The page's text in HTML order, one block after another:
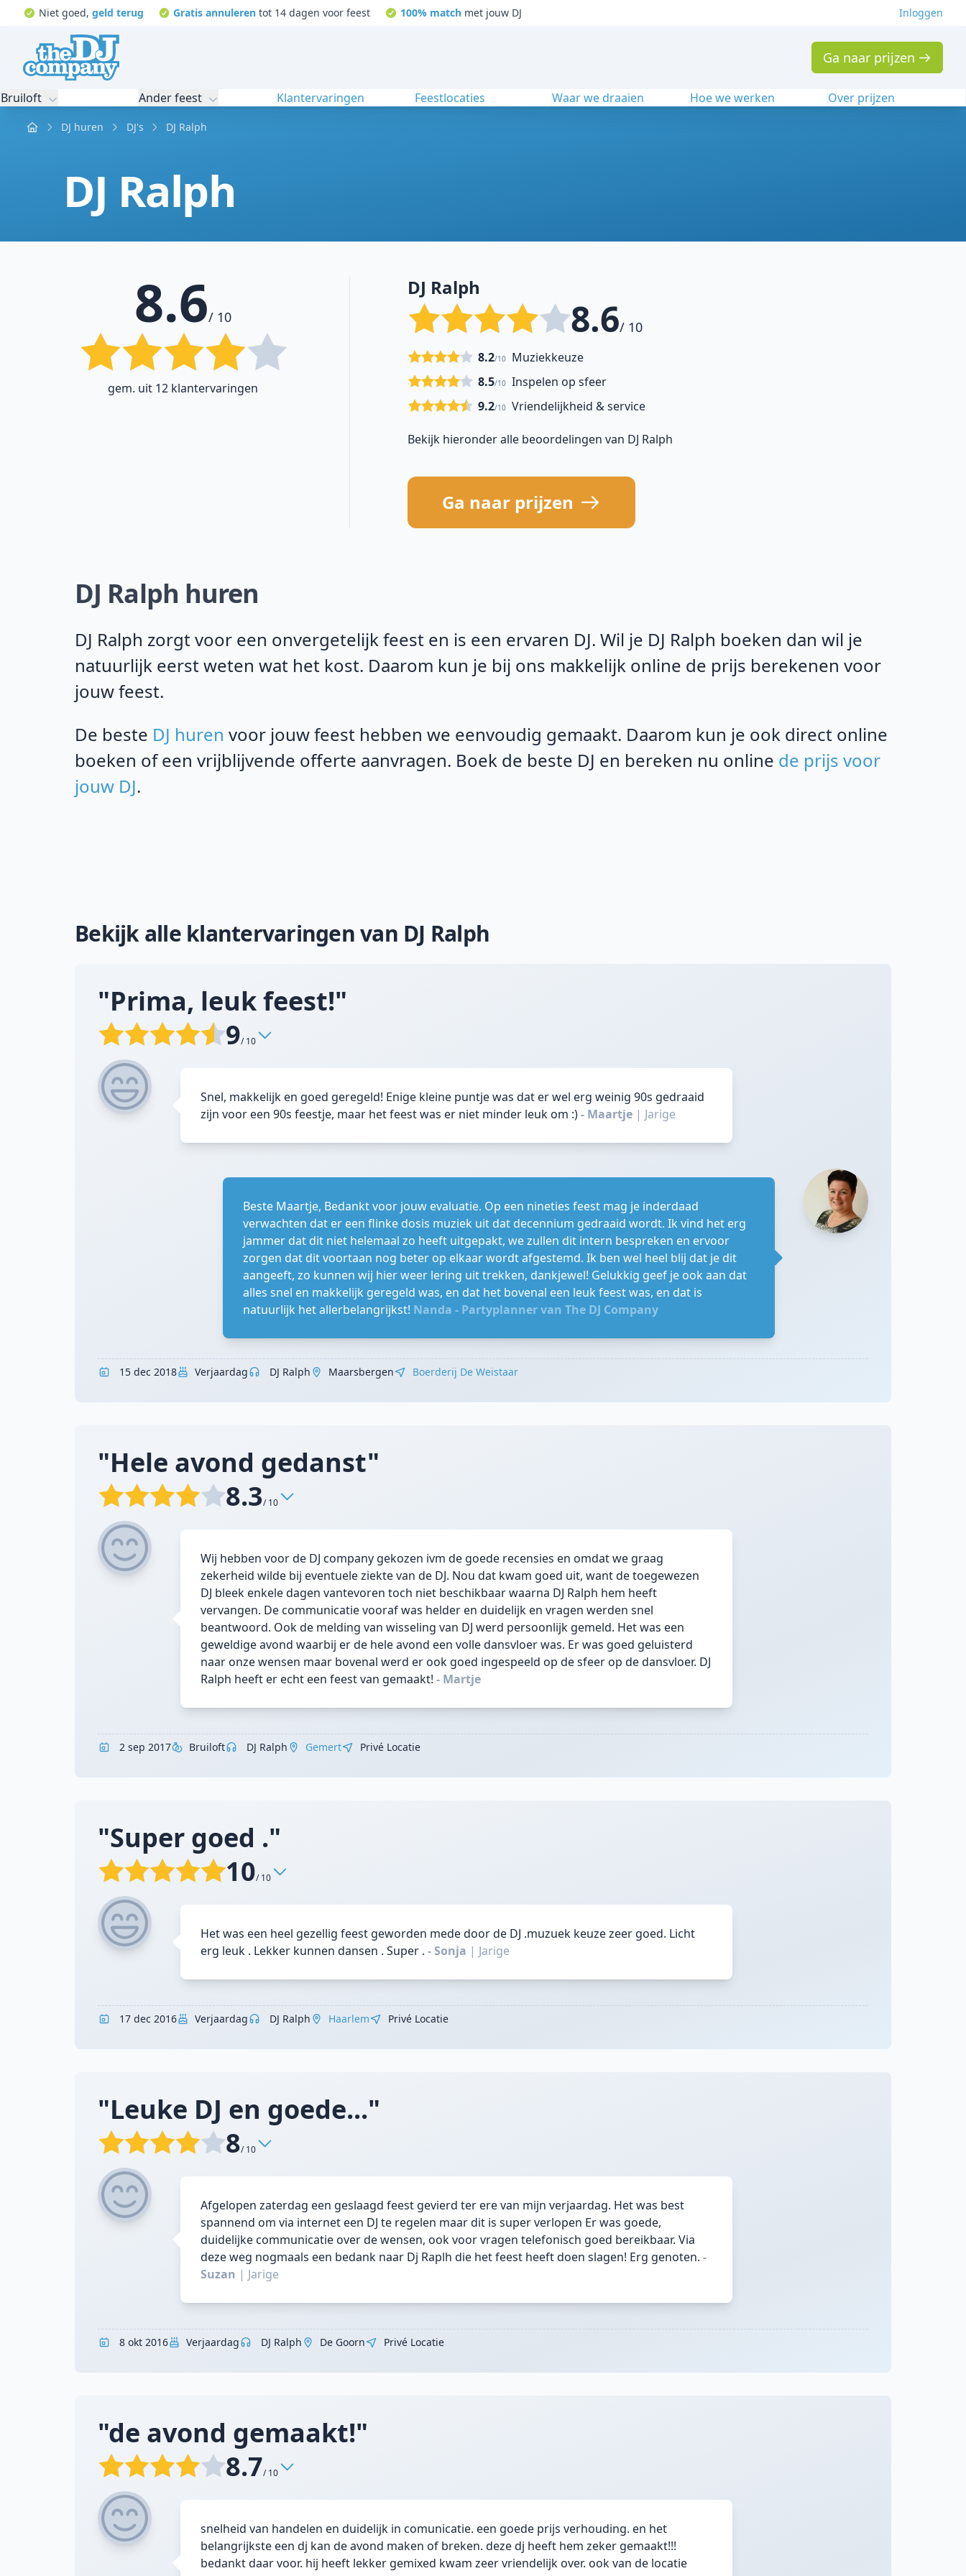
Niet goed, geld terug Gratis annuleren tot 14 dagen voor feest 100% matchmet jouw DJ Inloggen
Ga naar prijzen
Bruiloft Ander feest Klantervaringen Feestlocaties Waar we draaien Hoe we werken Over prijzen
Home DJ huren DJ's DJ Ralph
DJ Ralph
8.6/ 10
gem. uit 12 klantervaringen
DJ Ralph
8.6/ 10
Muziekkeuze
8.2/10
Inspelen op sfeer
8.5/10
Vriendelijkheid & service
9.2/10
Bekijk hieronder alle beoordelingen van DJ Ralph
Ga naar prijzen
DJ Ralph huren
DJ Ralph zorgt voor een onvergetelijk feest en is een ervaren DJ. Wil je DJ Ralph boeken dan wil je
natuurlijk eerst weten wat het kost. Daarom kun je bij ons makkelijk online de prijs berekenen voor
jouw feest.
De beste DJ huren voor jouw feest hebben we eenvoudig gemaakt. Daarom kun je ook direct online
boeken of een vrijblijvende offerte aanvragen. Boek de beste DJ en bereken nu online de prijs voor
jouw DJ.
Bekijk alle klantervaringen van DJ Ralph
"Prima, leuk feest!"
9/ 10
Snel, makkelijk en goed geregeld! Enige kleine puntje was dat er wel erg weinig 90s gedraaid
zijn voor een 90s feestje, maar het feest was er niet minder leuk om :)- Maartje | Jarige
Beste Maartje, Bedankt voor jouw evaluatie. Op een nineties feest mag je inderdaad
verwachten dat er een flinke dosis muziek uit dat decennium gedraaid wordt. Ik vind het erg
jammer dat dit niet helemaal zo heeft uitgepakt, we zullen dit intern bespreken en ervoor
zorgen dat dit voortaan nog beter op elkaar wordt afgestemd. Ik ben wel heel blij dat je dit
aangeeft, zo kunnen wij hier weer lering uit trekken, dankjewel! Gelukkig geef je ook aan dat
alles snel en makkelijk geregeld was, en dat het bovenal een leuk feest was, en dat is
natuurlijk het allerbelangrijkst! Nanda - Partyplanner van The DJ Company
15 dec 2018 Verjaardag DJ Ralph Maarsbergen Boerderij De Weistaar
"Hele avond gedanst"
8.3/ 10
Wij hebben voor de DJ company gekozen ivm de goede recensies en omdat we graag
zekerheid wilde bij eventuele ziekte van de DJ. Nou dat kwam goed uit, want de toegewezen
DJ bleek enkele dagen vantevoren toch niet beschikbaar waarna DJ Ralph hem heeft
vervangen. De communicatie vooraf was helder en duidelijk en vragen werden snel
beantwoord. Ook de melding van wisseling van DJ werd persoonlijk gemeld. Het was een
geweldige avond waarbij er de hele avond een volle dansvloer was. Er was goed geluisterd
naar onze wensen maar bovenal werd er ook goed ingespeeld op de sfeer op de dansvloer. DJ
Ralph heeft er echt een feest van gemaakt! - Martje
2 sep 2017 Bruiloft DJ Ralph Gemert Privé Locatie
"Super goed ."
10/ 10
Het was een heel gezellig feest geworden mede door de DJ .muzuek keuze zeer goed. Licht
erg leuk . Lekker kunnen dansen . Super . - Sonja | Jarige
17 dec 2016 Verjaardag DJ Ralph Haarlem Privé Locatie
"Leuke DJ en goede..."
8/ 10
Afgelopen zaterdag een geslaagd feest gevierd ter ere van mijn verjaardag. Het was best
spannend om via internet een DJ te regelen maar dit is super verlopen Er was goede,
duidelijke communicatie over de wensen, ook voor vragen telefonisch goed bereikbaar. Via
deze weg nogmaals een bedank naar Dj Raplh die het feest heeft doen slagen! Erg genoten. -
Suzan | Jarige
8 okt 2016 Verjaardag DJ Ralph De Goorn Privé Locatie
"de avond gemaakt!"
8.7/ 10
snelheid van handelen en duidelijk in comunicatie. een goede prijs verhouding. en het
belangrijkste een dj kan de avond maken of breken. deze dj heeft hem zeker gemaakt!!!
bedankt daar voor. hij heeft lekker gemixed kwam zeer vriendelijk over. ook van de locatie